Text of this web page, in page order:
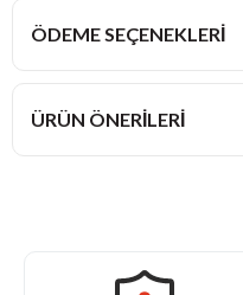
Tasarım: Sade
Kullanım: Kasaplar
ÖDEME SEÇENEKLERI
ÜRÜN ÖNERILERI